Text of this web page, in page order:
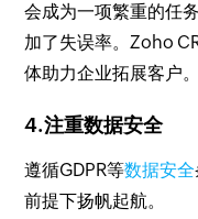
会成为一项繁重的任
加了失误率。Zoho
体助力企业拓展客户。
4.注重数据安全
遵循GDPR等数据安全
前提下扬帆起航。